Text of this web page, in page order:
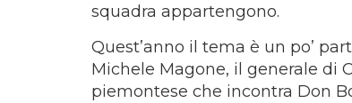
squadra appartengono.
Quest’anno il tema è un po’
Michele Magone, il generale di
piemontese che incontra Don